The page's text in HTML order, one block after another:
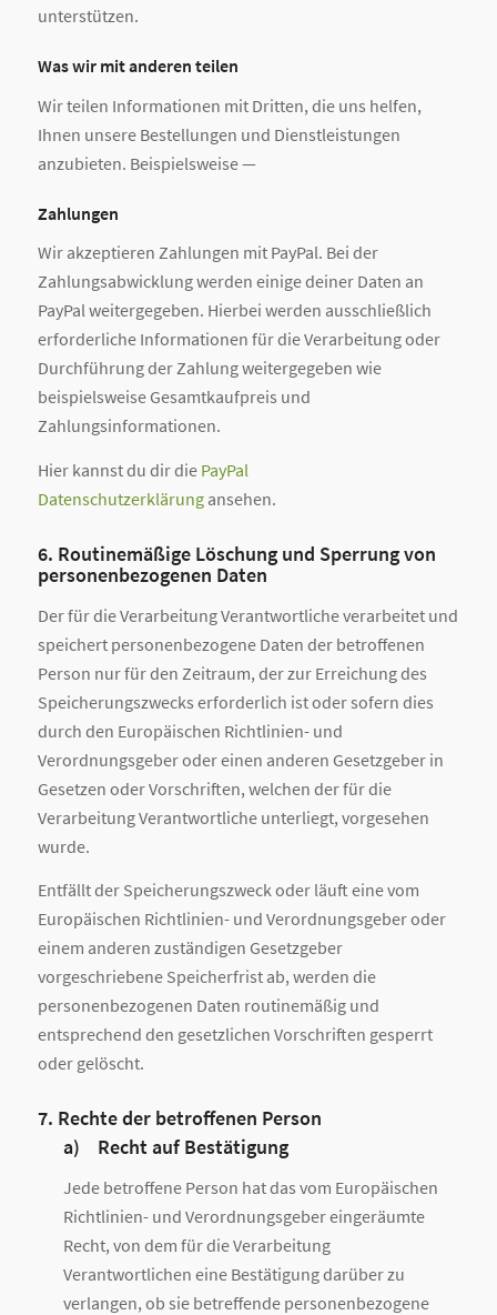
unterstützen.
Was wir mit anderen teilen
Wir teilen Informationen mit Dritten, die uns helfen,
Ihnen unsere Bestellungen und Dienstleistungen
anzubieten. Beispielsweise —
Zahlungen
Wir akzeptieren Zahlungen mit PayPal. Bei der
Zahlungsabwicklung werden einige deiner Daten an
PayPal weitergegeben. Hierbei werden ausschließlich
erforderliche Informationen für die Verarbeitung oder
Durchführung der Zahlung weitergegeben wie
beispielsweise Gesamtkaufpreis und
Zahlungsinformationen.
Hier kannst du dir die PayPal
Datenschutzerklärungansehen.
6. Routinemäßige Löschung und Sperrung von
personenbezogenen Daten
Der für die Verarbeitung Verantwortliche verarbeitet und
speichert personenbezogene Daten der betroffenen
Person nur für den Zeitraum, der zur Erreichung des
Speicherungszwecks erforderlich ist oder sofern dies
durch den Europäischen Richtlinien- und
Verordnungsgeber oder einen anderen Gesetzgeber in
Gesetzen oder Vorschriften, welchen der für die
Verarbeitung Verantwortliche unterliegt, vorgesehen
wurde.
Entfällt der Speicherungszweck oder läuft eine vom
Europäischen Richtlinien- und Verordnungsgeber oder
einem anderen zuständigen Gesetzgeber
vorgeschriebene Speicherfrist ab, werden die
personenbezogenen Daten routinemäßig und
entsprechend den gesetzlichen Vorschriften gesperrt
oder gelöscht.
7. Rechte der betroffenen Person
a) Recht auf Bestätigung
Jede betroffene Person hat das vom Europäischen
Richtlinien- und Verordnungsgeber eingeräumte
Recht, von dem für die Verarbeitung
Verantwortlichen eine Bestätigung darüber zu
verlangen, ob sie betreffende personenbezogene